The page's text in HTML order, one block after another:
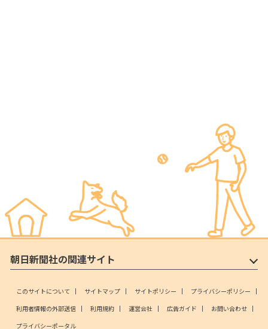
朝日新聞社の関連サイト
このサイトについて サイトマップ サイトポリシー
プライバシーポリシー
利用者情報の外部送信
利用規約 運営会社 広告ガイド
お問い合わせ
プライバシーポータル